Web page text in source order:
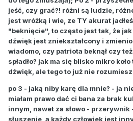
jeść, czy grać?! różni są ludzie,
jest wróżką i wie, ze TY akurat
"beknięcie", to często jest tak, że
dźwięk jest zniekształcony i
wiadomo, czy patriota beknął czy
spładło? jak ma się blisko mikro
dźwięk, ale tego to już nie
po 3 - jaką niby karę dla mnie? - ja
miałam prawo dać ci bana za brak
innym, nawet za słowo - przerywnik
słuszenie, a każdy człowiek jest